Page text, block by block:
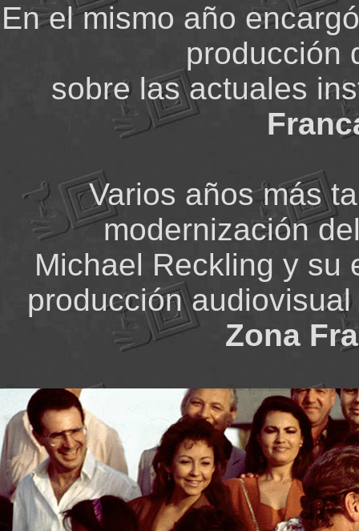
En el mismo año
producción
sobre las actuales
Varios años más
modernización
Michael Reckling y su
producción
Zona